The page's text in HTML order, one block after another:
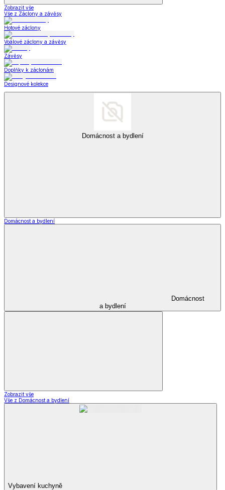
Zobrazit vše
Vše z Záclony a závěsy
Hotové záclony
Voálové záclony a závěsy
Závěsy
Doplňky k záclonám
Designové kolekce
Domácnost a bydlení
Domácnost a bydlení
Domácnost
a bydlení
Zobrazit vše
Vše z Domácnost a bydlení
Vybavení kuchyně